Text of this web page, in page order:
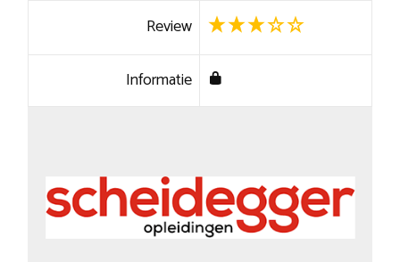
Review
Informatie